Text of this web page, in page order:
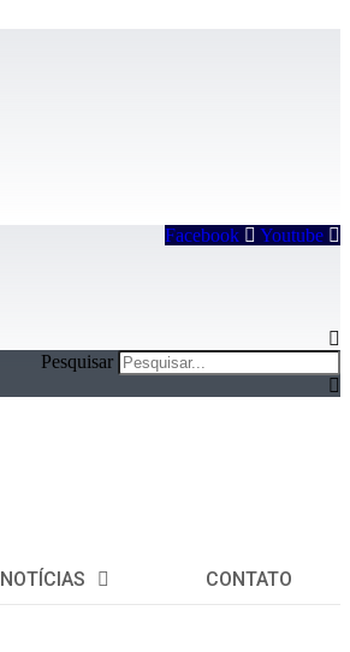
Facebook Youtube
Pesquisar
NOTÍCIAS CONTATO